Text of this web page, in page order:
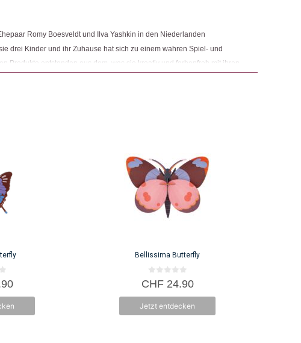
Romy Boesveldt und Ilva Yashkin in den Niederlanden
drei Kinder und ihr Zuhause hat sich zu einem wahren Spiel- und
Produkte entstanden aus dem, was sie kreativ und farbenfroh mit ihren
Beiden in ihrer Überzeugung bestärkt, dass Fantasie und Spielfreude
Bellissima Butterfly
0
v
5
CHF24.90
Jetzt entdecken